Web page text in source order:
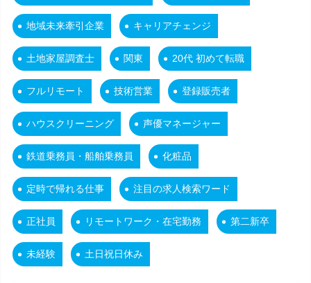
地域未来牽引企業 キャリアチェンジ
土地家屋調査士 関東 20代 初めて転職
フルリモート 技術営業 登録販売者
ハウスクリーニング 声優マネージャー
鉄道乗務員・船舶乗務員 化粧品
定時で帰れる仕事 注目の求人検索ワード
正社員 リモートワーク・在宅勤務 第二新卒
未経験 土日祝日休み